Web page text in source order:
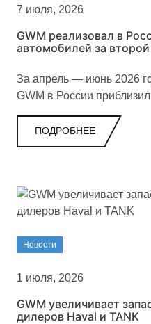
7 июля, 2026
GWM реализовал в
автомобилей за
За апрель — июнь 2026
GWM в России
продажи внедорожников
ПОДРОБНЕЕ
Новости
1 июля, 2026
GWM увеличивает
дилеров Haval и TANK